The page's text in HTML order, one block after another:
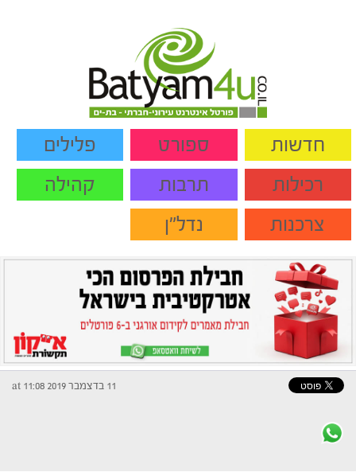
חדשות ספורט
פלילים
רכילות
תרבות
קהילה
צרכנות
נדל"ן
11 בדצמבר 2019 at 11:08